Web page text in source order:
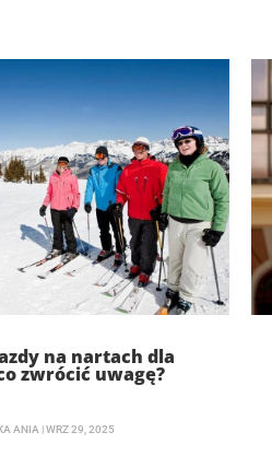
na nartach dla
zwrócić uwagę?
ANIA |WRZ 29, 2025